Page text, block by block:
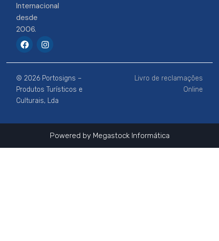
Internacional
desde
2006.
F
a
e
b
o
o
k
I
n
t
a
g
r
a
m
© 2026 Portosigns –
Produtos Turísticos e
Culturais, Lda
Livro de reclamações
Online
Powered by Megastock Informática